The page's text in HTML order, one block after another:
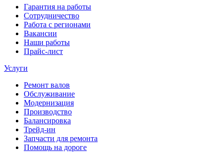
Гарантия на работы
Сотрудничество
Работа с регионами
Вакансии
Наши работы
Прайс-лист
Услуги
Ремонт валов
Обслуживание
Модернизация
Производство
Балансировка
Трейд-ин
Запчасти для ремонта
Помощь на дороге